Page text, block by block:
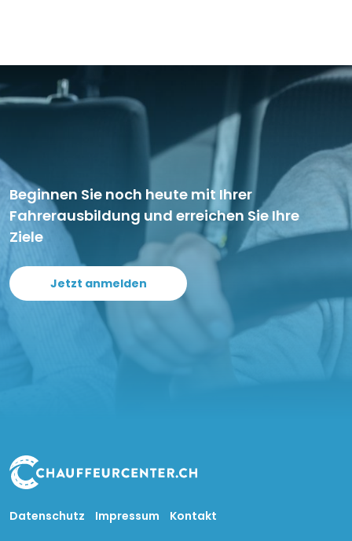
Beginnen Sie noch heute mit Ihrer
Fahrerausbildung und erreichen Sie Ihre
Ziele
Jetzt anmelden
Datenschutz Impressum Kontakt